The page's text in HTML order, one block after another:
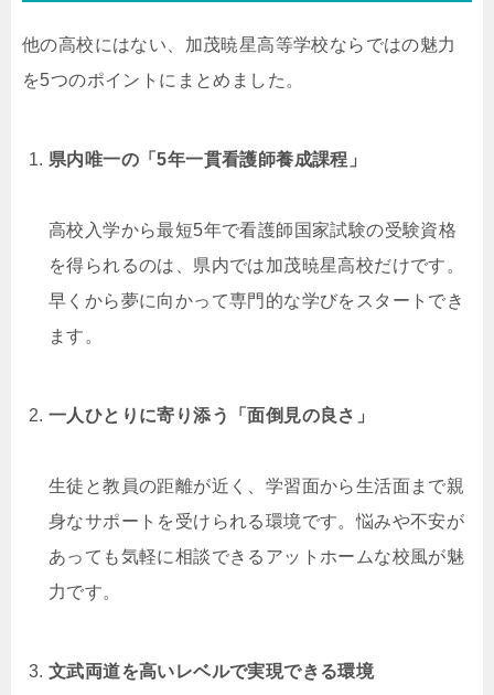
他の高校にはない、加茂暁星高等学校ならではの魅力
を5つのポイントにまとめました。
県内唯一の「5年一貫看護師養成課程」
高校入学から最短5年で看護師国家試験の受験資格
を得られるのは、県内では加茂暁星高校だけです。
早くから夢に向かって専門的な学びをスタートでき
ます。
一人ひとりに寄り添う「面倒見の良さ」
生徒と教員の距離が近く、学習面から生活面まで親
身なサポートを受けられる環境です。悩みや不安が
あっても気軽に相談できるアットホームな校風が魅
力です。
文武両道を高いレベルで実現できる環境